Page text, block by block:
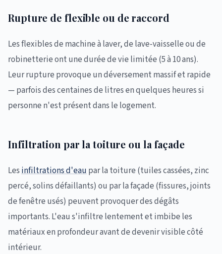
Rupture de flexible ou de raccord
Les flexibles de machine à laver, de lave-vaisselle ou de
robinetterie ont une durée de vie limitée (5 à 10 ans).
Leur rupture provoque un déversement massif et rapide
— parfois des centaines de litres en quelques heures si
personne n'est présent dans le logement.
Infiltration par la toiture ou la façade
Les infiltrations d'eau par la toiture (tuiles cassées, zinc
percé, solins défaillants) ou par la façade (fissures, joints
de fenêtre usés) peuvent provoquer des dégâts
importants. L'eau s'infiltre lentement et imbibe les
matériaux en profondeur avant de devenir visible côté
intérieur.